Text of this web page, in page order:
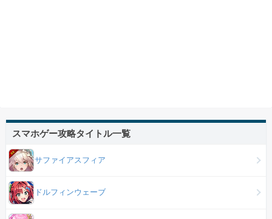
スマホゲー攻略タイトル一覧
サファイアスフィア
ドルフィンウェーブ